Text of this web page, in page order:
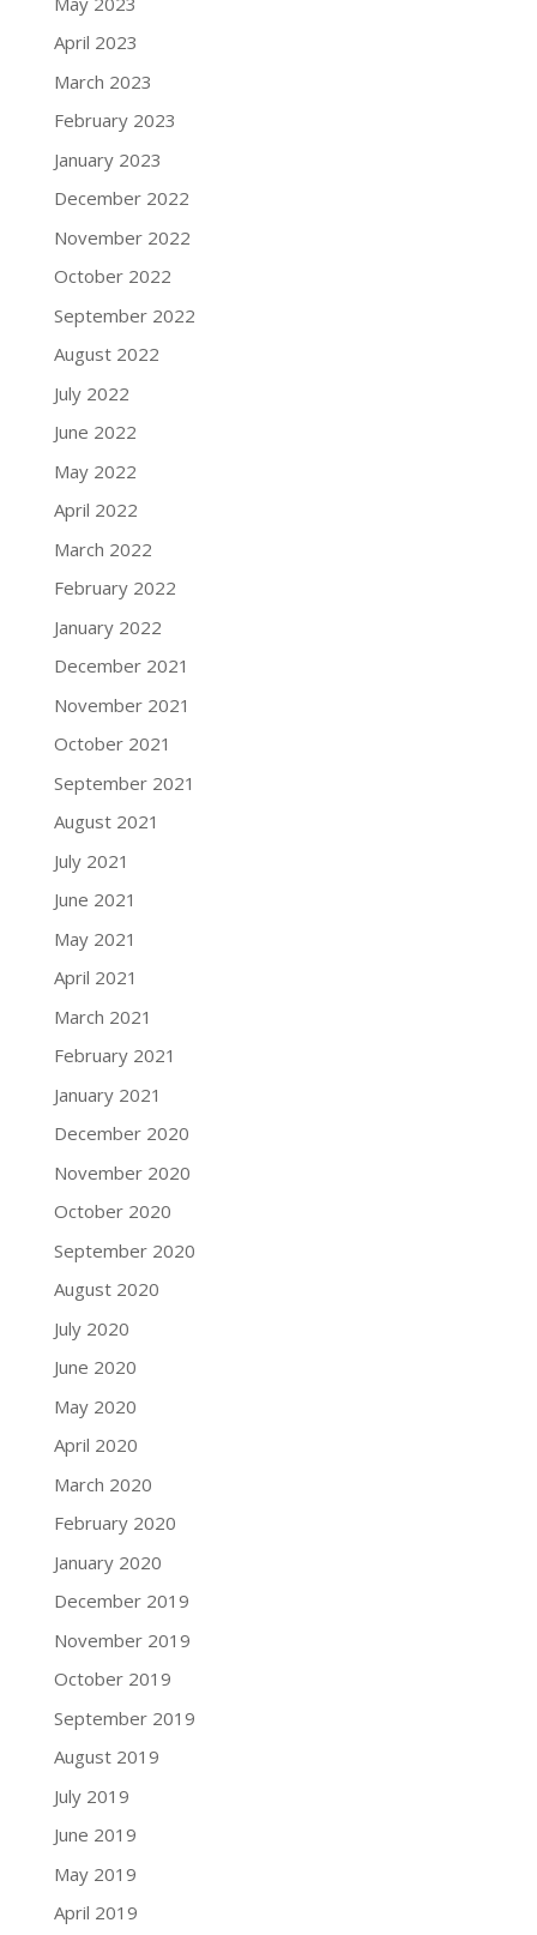
April 2023
March 2023
February 2023
January 2023
December 2022
November 2022
October 2022
September 2022
August 2022
July 2022
June 2022
May 2022
April 2022
March 2022
February 2022
January 2022
December 2021
November 2021
October 2021
September 2021
August 2021
July 2021
June 2021
May 2021
April 2021
March 2021
February 2021
January 2021
December 2020
November 2020
October 2020
September 2020
August 2020
July 2020
June 2020
May 2020
April 2020
March 2020
February 2020
January 2020
December 2019
November 2019
October 2019
September 2019
August 2019
July 2019
June 2019
May 2019
April 2019